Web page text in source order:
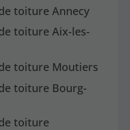
toiture Annecy
toiture Aix-les-
toiture Moutiers
toiture Bourg-
toiture